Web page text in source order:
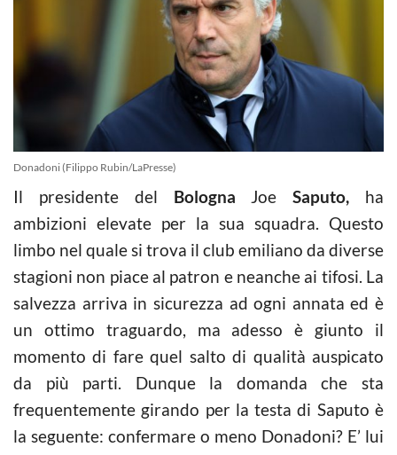
Donadoni (Filippo Rubin/LaPresse)
Il presidente del Bologna JoeSaputo, ha
ambizioni elevate per la sua squadra. Questo
limbo nel quale si trova il club emiliano da diverse
stagioni non piace al patron e neanche ai tifosi. La
salvezza arriva in sicurezza ad ogni annata ed è
un ottimo traguardo, ma adesso è giunto il
momento di fare quel salto di qualità auspicato
da più parti. Dunque la domanda che sta
frequentemente girando per la testa di Saputo è
la seguente: confermare o meno Donadoni? E’ lui